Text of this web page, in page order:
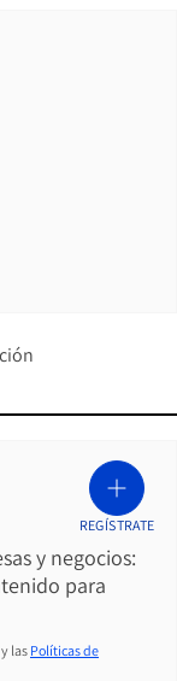
y negocios:
para
REGÍSTRATE
y las Políticas de